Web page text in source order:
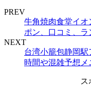
PREV
牛角焼肉食堂イオ
ポン、口コミ、ラ
NEXT
台湾小籠包静岡駅
時間や混雑予想メ
ス